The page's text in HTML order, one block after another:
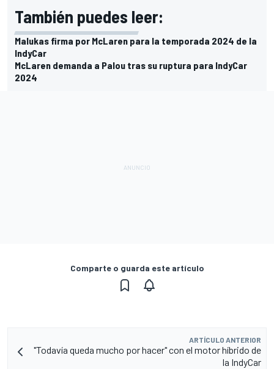
También puedes leer:
Malukas firma por McLaren para la temporada 2024 de la
IndyCar
McLaren demanda a Palou tras su ruptura para IndyCar
2024
Comparte o guarda este artículo
ARTÍCULO ANTERIOR
"Todavía queda mucho por hacer" con el motor híbrido de
la IndyCar